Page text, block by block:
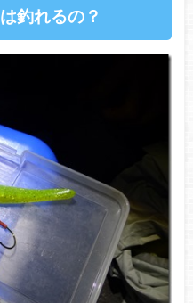
釣れるの？